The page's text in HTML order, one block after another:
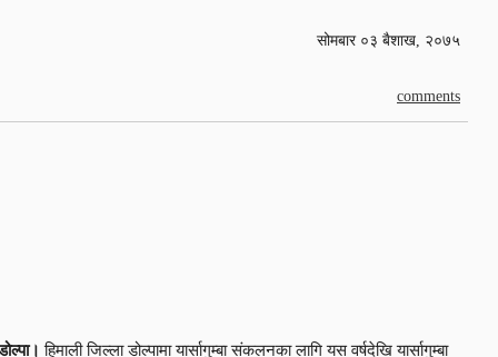
सोमबार ०३ बैशाख, २०७५
comments
हिमाली जिल्ला डोल्पामा यार्सागुम्बा संकलनका लागि यस वर्षदेखि यार्सागुम्बा